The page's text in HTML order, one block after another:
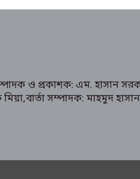
ও প্রকাশক: এম.
মিয়া,বার্তা সম্পাদক: